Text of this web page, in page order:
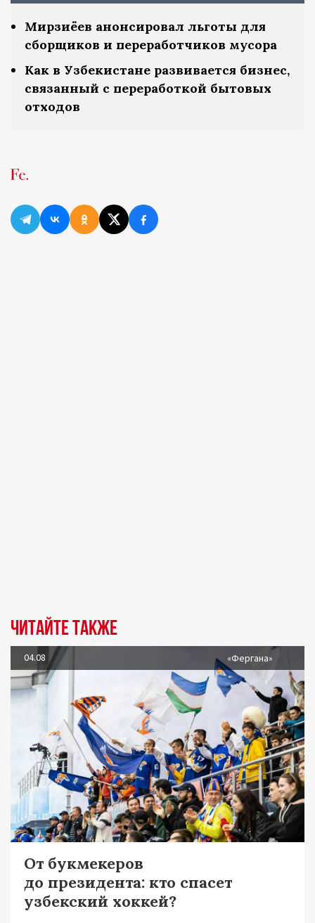
Мирзиёев анонсировал льготы для
сборщиков и переработчиков мусора
Как в Узбекистане развивается бизнес,
связанный с переработкой бытовых
отходов
Читайте также
04.08 «Фергана»
От букмекеров
до президента: кто спасет
узбекский хоккей?